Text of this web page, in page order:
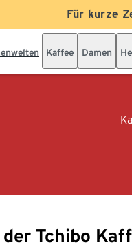
Für kurze
Kaffee Damen
Tchibo